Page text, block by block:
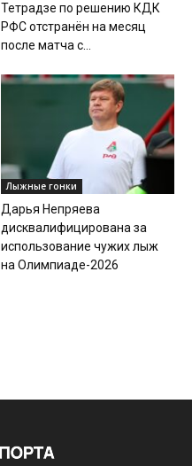
Тетрадзе по решению КДК
РФС отстранён на месяц
после матча с...
Лыжные гонки
Дарья Непряева
дисквалифицирована за
использование чужих лыж
на Олимпиаде-2026